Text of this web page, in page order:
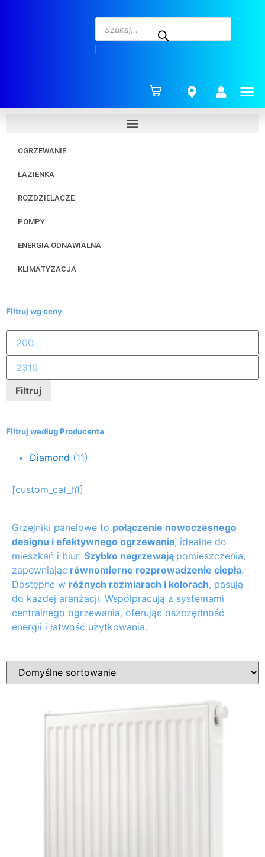
OGRZEWANIE
ŁAZIENKA
ROZDZIELACZE
POMPY
ENERGIA ODNAWIALNA
KLIMATYZACJA
Filtruj wg ceny
Filtruj
Filtruj według Producenta
Diamond (11)
[custom_cat_h1]
Grzejniki panelowe to połączenie nowoczesnego
designu i efektywnego ogrzewania, idealne do
mieszkań i biur. Szybko nagrzewają pomieszczenia,
zapewniając równomierne rozprowadzenie ciepła.
Dostępne w różnych rozmiarach i kolorach, pasują
do każdej aranżacji. Współpracują z systemami
centralnego ogrzewania, oferując oszczędność
energii i łatwość użytkowania.